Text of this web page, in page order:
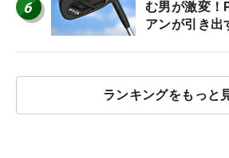
6
む男が激変！
アンが引き出
ランキングをもっと